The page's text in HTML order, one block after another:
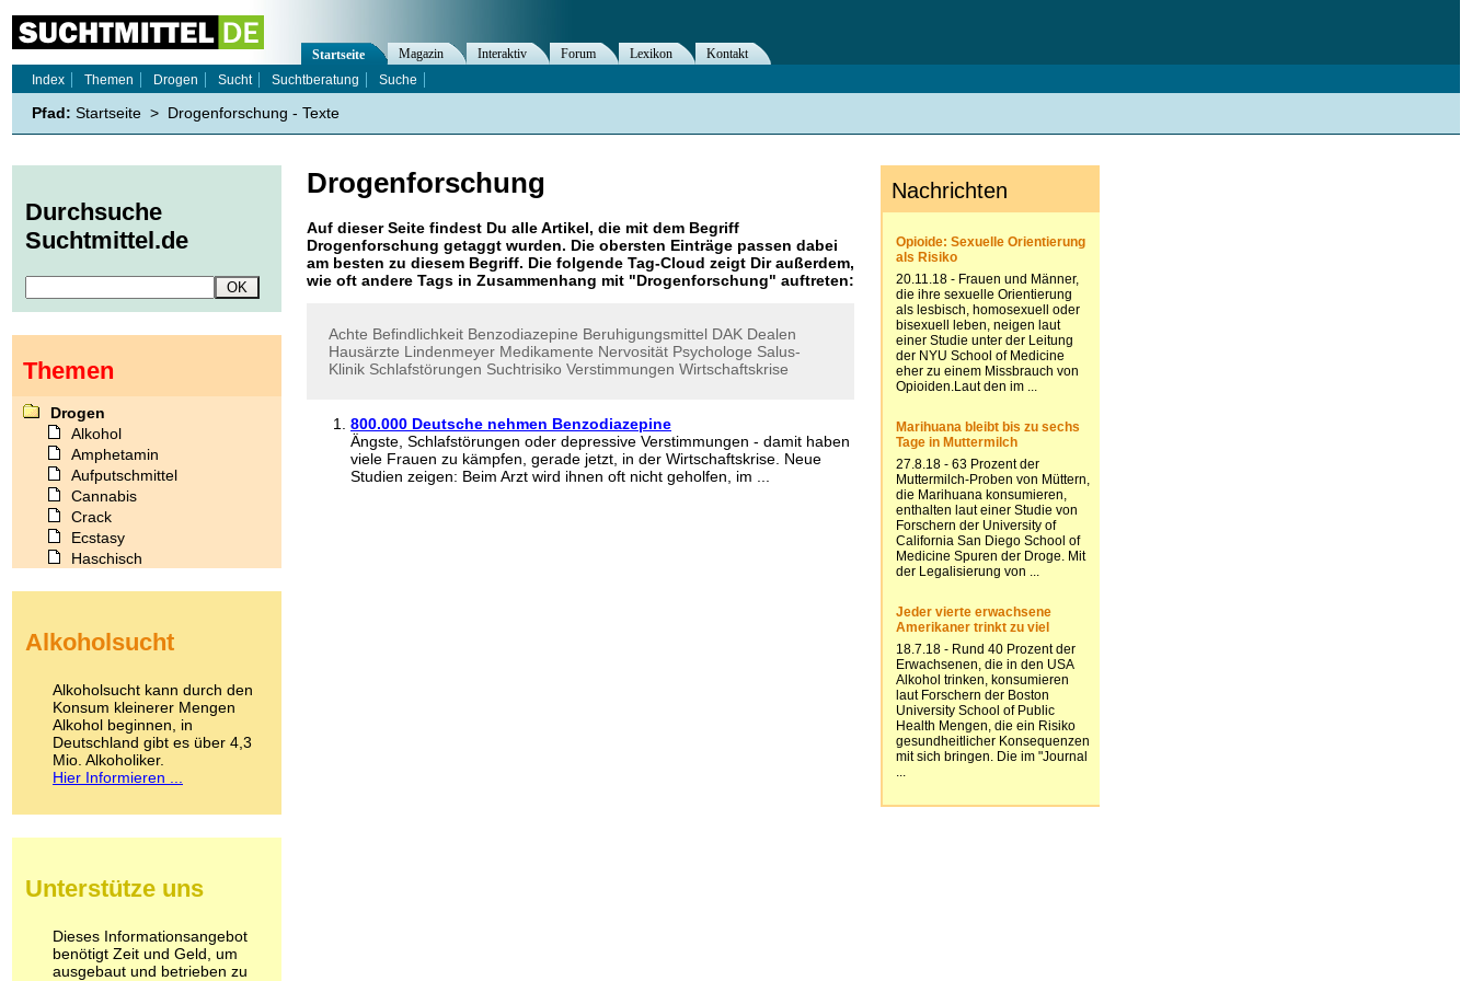
Drogenforschung
Auf dieser Seite findest Du alle Artikel, die mit dem Begriff
Drogenforschung getaggt wurden. Die obersten Einträge passen dabei
am besten zu diesem Begriff. Die folgende Tag-Cloud zeigt Dir außerdem,
wie oft andere Tags in Zusammenhang mit "Drogenforschung" auftreten:
Achte Befindlichkeit Benzodiazepine Beruhigungsmittel DAK Dealen
Hausärzte Lindenmeyer Medikamente Nervosität Psychologe Salus-
Klinik Schlafstörungen Suchtrisiko Verstimmungen Wirtschaftskrise
800.000 Deutsche nehmen Benzodiazepine
Ängste, Schlafstörungen oder depressive Verstimmungen - damit haben
viele Frauen zu kämpfen, gerade jetzt, in der Wirtschaftskrise. Neue
Studien zeigen: Beim Arzt wird ihnen oft nicht geholfen, im ...
Startseite Magazin Interaktiv Forum Lexikon
Kontakt
Index
Themen Drogen Sucht Suchtberatung Suche
Pfad: Startseite > Drogenforschung - Texte
Durchsuche
Suchtmittel.de
Themen
Drogen
Alkohol
Amphetamin
Aufputschmittel
Cannabis
Crack
Ecstasy
Haschisch
Kokain
LSD
Marihuana
Medikamente
Meskalin
Metamphetamin
Methadon
Pilze
Psychopharmaka
Schlafmittel
Schmerzmittel
Alkoholsucht
Alkoholsucht kann durch den
Konsum kleinerer Mengen
Alkohol beginnen, in
Deutschland gibt es über 4,3
Mio. Alkoholiker.
Hier Informieren ...
Unterstütze uns
Dieses Informationsangebot
benötigt Zeit und Geld, um
ausgebaut und betrieben zu